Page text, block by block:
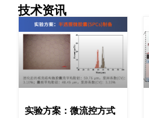
技术资讯
实验方案：微流控方式